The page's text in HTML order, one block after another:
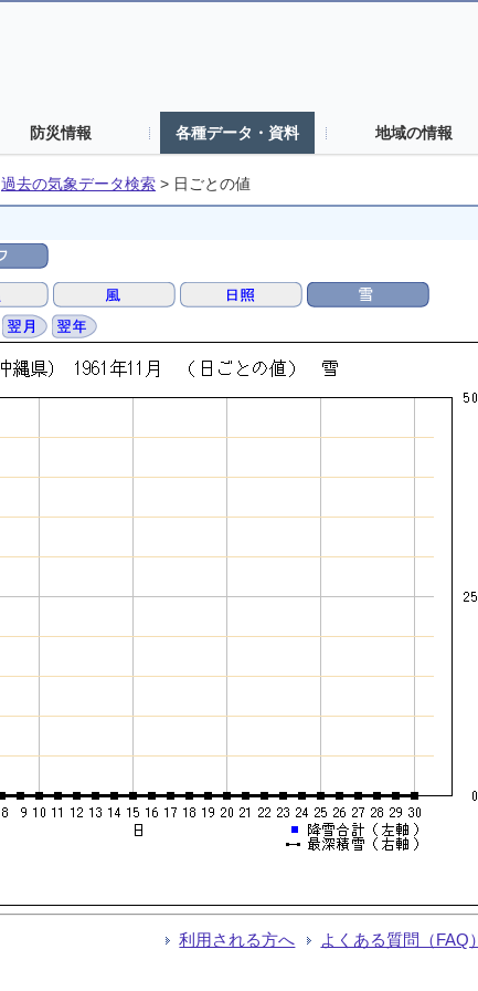
防災情報 各種データ・資料 地域の情報
過去の気象データ検索 > 日ごとの値
利用される方へ よくある質問（FAQ）